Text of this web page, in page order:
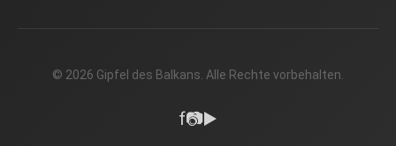
© 2026 Gipfel des Balkans. Alle Rechte vorbehalten.
f📷▶️